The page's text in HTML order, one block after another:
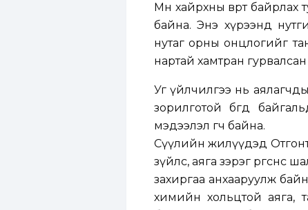
Мөн хайрхны өвөрт
байна. Энэ хүрээнд
нутаг орны онцлогийг
нартай хамтран
Уг үйлчилгээ нь
зорилготой бөгөөд
мэдээлэл өгч байна.
Сүүлийн жилүүдэд
зүйлс, аяга зэрэг
захиргаа анхааруулж
химийн хольцтой аяга,